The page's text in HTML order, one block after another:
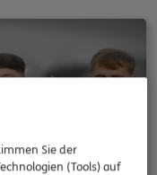
Sie der
(Tools) auf